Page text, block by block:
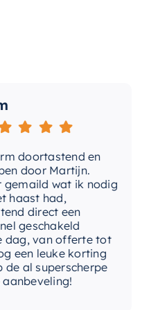
en
Martijn.
wat ik nodig
had,
een
van offerte tot
leuke korting
superscherpe